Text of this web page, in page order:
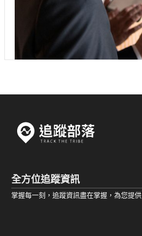
全方位追蹤資訊
掌握每一刻，追蹤資訊盡在掌握，為您提